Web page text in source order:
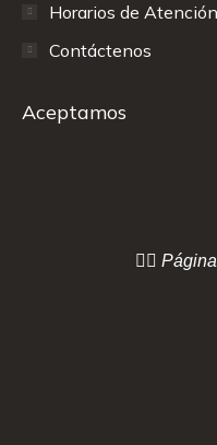
Horarios de Atención
Contáctenos
Aceptamos
👇🏻 Página